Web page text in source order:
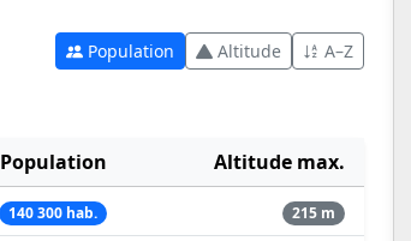
Population Altitude A–Z
Population Altitude max.
140 300 hab. 215 m